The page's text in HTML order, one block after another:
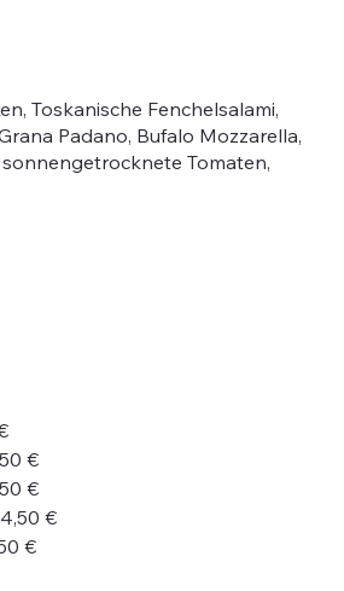
Toskanische Fenchelsalami,
Padano, Bufalo Mozzarella,
Tomaten,
€
€
€
€